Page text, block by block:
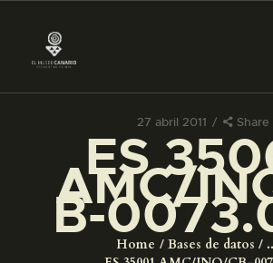
27 abril 2011 Share
ES
AMC/
B-Home Bases de datos
PREPARAR LA
ACTIVIDADES